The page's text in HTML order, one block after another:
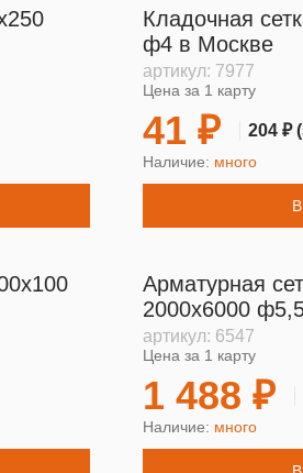
Кладочная
ф4 в Москве
артикул: 7977
Цена за 1 карту
41 ₽ 204 ₽
Наличие: много
Арматурная
2000х6000
артикул: 6547
Цена за 1 карту
1 488 ₽
Наличие: много